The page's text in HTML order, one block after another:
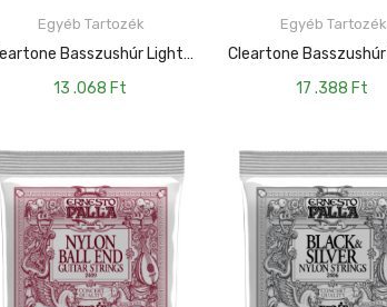
Egyéb Tartozék
Cleartone Basszushúr Light – 40-100 CT-6440
13 .068 Ft
KOSÁRBA TESZEM
Egyéb Tartozék
17 .388 Ft
KOSÁRBA TESZEM